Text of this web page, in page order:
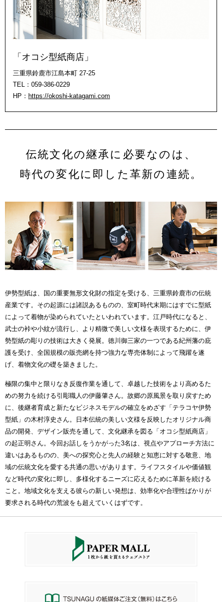
「オコシ型紙商店」
三重県鈴鹿市江島本町 27-25
TEL：059-386-0229
HP： https://okoshi-katagami.com
伝統文化の継承に必要なのは、
時代の変化に即した革新の連続。
伊勢型紙は、国の重要無形文化財の指定を受ける、三重県鈴鹿市の伝統
産業です。その起源には諸説あるものの、室町時代末期にはすでに型紙
によって着物が染められていたといわれています。江戸時代になると、
武士の裃や小紋が流行し、より精微で美しい文様を表現するために、伊
勢型紙の彫りの技術は大きく発展。徳川御三家の一つである紀州藩の庇
護を受け、全国規模の販売網を持つ強力な専売体制によって飛躍を遂
げ、着物文化の礎を築きました。
極限の集中と限りなき反復作業を通して、卓越した技術をより高めるた
めの努力を続ける引彫職人の伊藤肇さん。故郷の原風景を取り戻すため
に、後継者育成と新たなビジネスモデルの確立をめざす「テラコヤ伊勢
型紙」の木村淳史さん。日本伝統の美しい文様を反映したオリジナル商
品の開発、デザイン販売を通して、文化継承を図る「オコシ型紙商店」
の起正明さん。今回お話しをうかがった3名は、視点やアプローチ方法に
違いはあるものの、美への探究心と先人の経験と知恵に対する敬意、地
域の伝統文化を愛する共通の思いがあります。ライフスタイルや価値観
など時代の変化に即し、多様化するニーズに応えるために革新を続ける
こと。地域文化を支える彼らの新しい発想は、効率化や合理性ばかりが
要求される時代の荒波をも超えていくはずです。